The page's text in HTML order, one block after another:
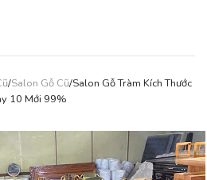
/Salon Gỗ Cũ/Salon Gỗ Tràm Kích Thước
10 Mới 99%